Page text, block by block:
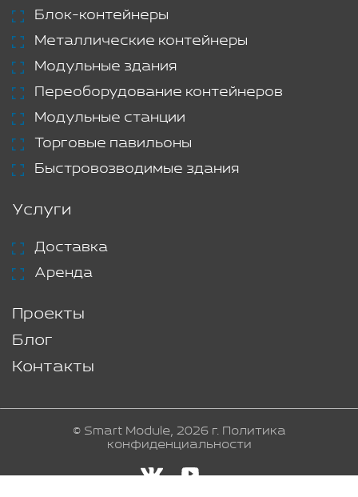
Блок-контейнеры
Металлические контейнеры
Модульные здания
Переоборудование контейнеров
Модульные станции
Торговые павильоны
Быстровозводимые здания
Услуги
Доставка
Аренда
Проекты
Блог
Контакты
© Smart Module, 2026 г. Политика
конфиденциальности